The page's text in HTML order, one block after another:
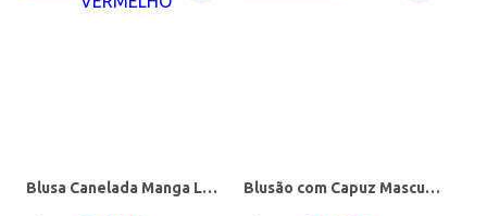
Blusa Canelada Manga Longa Plus Size Feminina VERMELHO Blusão com Capuz Masculino PRETO